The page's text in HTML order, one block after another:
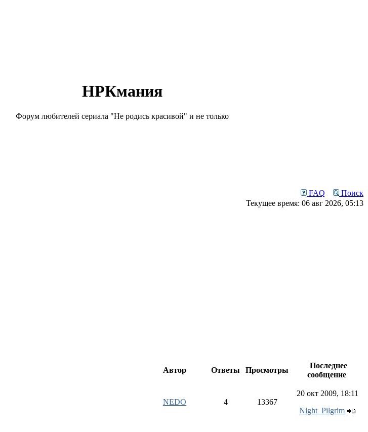
НРКмания
Форум любителей сериала "Не родись красивой" и не только
FAQ
Поиск
Текущее время: 06 авг 2026, 05:13
Автор Ответы Просмотры
Последнее
сообщение
NEDO 4 13367
20 окт 2009, 18:11
Night_Pilgrim